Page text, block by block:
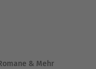
& Mehr